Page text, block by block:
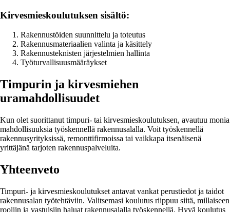
Kirvesmieskoulutuksen sisältö:
Rakennustöiden suunnittelu ja toteutus
Rakennusmateriaalien valinta ja käsittely
Rakennusteknisten järjestelmien hallinta
Työturvallisuusmääräykset
Timpurin ja kirvesmiehen
uramahdollisuudet
Kun olet suorittanut timpuri- tai kirvesmieskoulutuksen, avautuu monia
mahdollisuuksia työskennellä rakennusalalla. Voit työskennellä
rakennusyrityksissä, remonttifirmoissa tai vaikkapa itsenäisenä
yrittäjänä tarjoten rakennuspalveluita.
Yhteenveto
Timpuri- ja kirvesmieskoulutukset antavat vankat perustiedot ja taidot
rakennusalan työtehtäviin. Valitsemasi koulutus riippuu siitä, millaiseen
rooliin ja vastuisiin haluat rakennusalalla työskennellä. Hyvä koulutus